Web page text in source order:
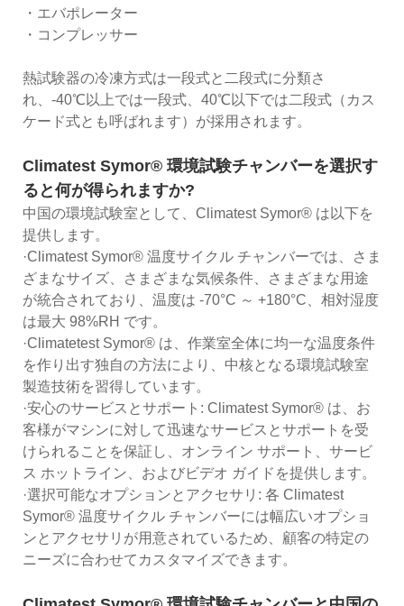
・エバポレーター
・コンプレッサー
熱試験器の冷凍方式は一段式と二段式に分類さ
れ、-40℃以上では一段式、40℃以下では二段式（カス
ケード式とも呼ばれます）が採用されます。
Climatest Symor® 環境試験チャンバーを選択す
ると何が得られますか?
中国の環境試験室として、Climatest Symor® は以下を
提供します。
·Climatest Symor® 温度サイクル チャンバーでは、さま
ざまなサイズ、さまざまな気候条件、さまざまな用途
が統合されており、温度は -70°C ～ +180°C、相対湿度
は最大 98%RH です。
·Climatetest Symor® は、作業室全体に均一な温度条件
を作り出す独自の方法により、中核となる環境試験室
製造技術を習得しています。
·安心のサービスとサポート: Climatest Symor® は、お
客様がマシンに対して迅速なサービスとサポートを受
けられることを保証し、オンライン サポート、サービ
ス ホットライン、およびビデオ ガイドを提供します。
·選択可能なオプションとアクセサリ: 各 Climatest
Symor® 温度サイクル チャンバーには幅広いオプショ
ンとアクセサリが用意されているため、顧客の特定の
ニーズに合わせてカスタマイズできます。